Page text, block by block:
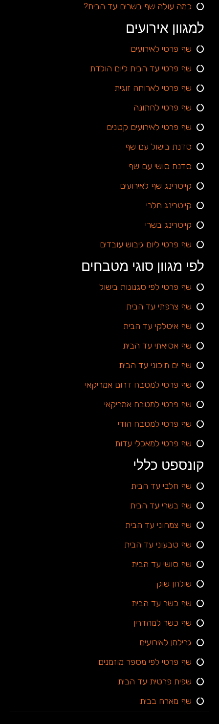
כמה עולה שף בשרים עד הבית?
למגוון אירועים
שף פרטי לאירועים
שף פרטי עד הבית ליום הולדת
שף פרטי לארוחה זוגית
שף פרטי לחתונה
שף פרטי לאירועים קטנים
סדנת בישול עם שף
סדנת סושי עם שף
קייטרינג שף לאירועים
קייטרינג חלבי
קייטרינג בשרי
שף פרטי ליום גיבוש עובדים
לפי מגוון סוגי מטבחים
שף פרטי לפי סגנונות בישול
שף צרפתי עד הבית
שף איטלקי עד הבית
שף אסיאתי עד הבית
שף ים תיכוני עד הבית
שף פרטי למטבח דרום אמריקאי
שף פרטי למטבח אמריקאי
שף פרטי למטבח הודי
שף פרטי למאכלי עדות
קונספט כללי
שף חלבי עד הבית
שף בשרי עד הבית
שף צמחוני עד הבית
שף טבעוני עד הבית
שף סושי עד הבית
שולחן שוק
שף כשר עד הבית
שף כשר למהדרין
גרילמן לאירועים
שף פרטי לפי מספר מוזמנים
שפית פרטית עד הבית
שף מארח בבית